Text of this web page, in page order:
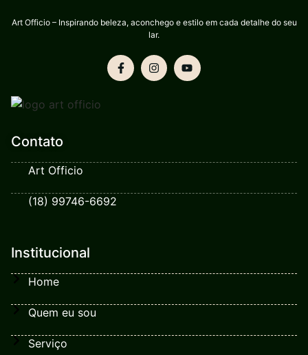
Art Officio – Inspirando beleza, aconchego e estilo em cada detalhe do seu
lar.
Contato
Art Officio
(18) 99746-6692
Institucional
Home
Quem eu sou
Serviço